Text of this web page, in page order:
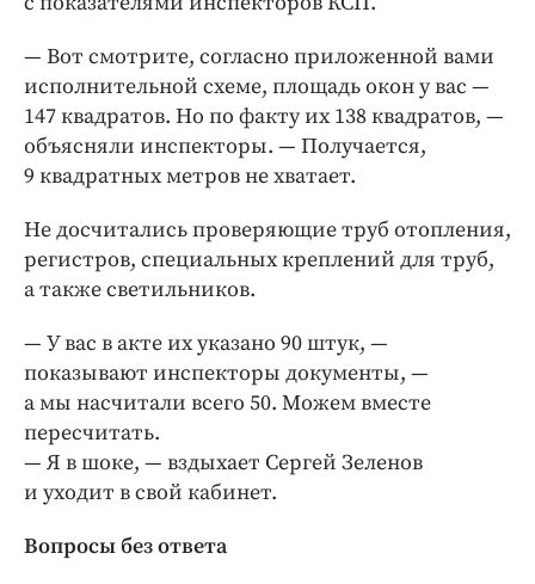
— Вот смотрите, согласно приложенной вами
исполнительной схеме, площадь окон у вас — ​
147 квадратов. Но по факту их 138 квадратов, — ​
объясняли инспекторы. — ​Получается,
9 квадратных метров не хватает.
Не досчитались проверяющие труб отопления,
регистров, специальных креплений для труб,
а также светильников.
— У вас в акте их указано 90 штук, — ​
показывают инспекторы документы, — ​
а мы насчитали всего 50. Можем вместе
пересчитать.
— Я в шоке, — ​вздыхает Сергей Зеленов
и уходит в свой кабинет.
Вопросы без ответа